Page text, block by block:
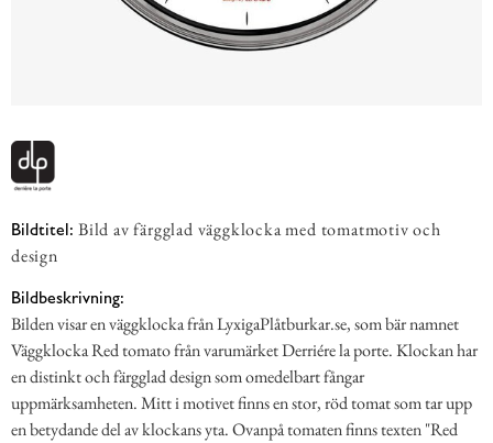
Bildtitel: Bild av färgglad väggklocka med tomatmotiv och
design
Bildbeskrivning:
Bilden visar en väggklocka från LyxigaPlåtburkar.se, som bär namnet
Väggklocka Red tomato från varumärket Derriére la porte. Klockan har
en distinkt och färgglad design som omedelbart fångar
uppmärksamheten. Mitt i motivet finns en stor, röd tomat som tar upp
en betydande del av klockans yta. Ovanpå tomaten finns texten "Red